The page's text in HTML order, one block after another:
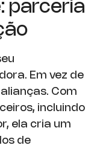
parceria
Em vez de
Com
incluindo
ela cria um
de